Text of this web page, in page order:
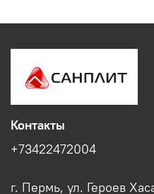
Контакты
+73422472004
г. Пермь, ул. Героев